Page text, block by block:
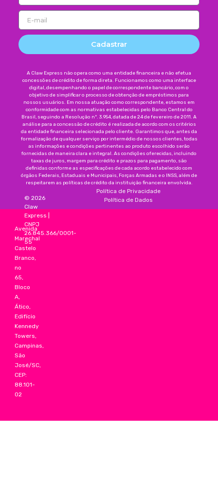
Cadastrar
A Claw Express não opera como uma entidade financeira e não efetua
concessões de crédito de forma direta. Funcionamos como uma interface
digital, desempenhando o papel de correspondente bancário, com o
objetivo de simplificar o processo de obtenção de empréstimos para
nossos usuários. Em nossa atuação como correspondente, estamos em
conformidade com as normativas estabelecidas pelo Banco Central do
Brasil, seguindo a Resolução nº. 3.954, datada de 24 de fevereiro de 2011. A
análise para a concessão de crédito é realizada de acordo com os critérios
da entidade financeira selecionada pelo cliente. Garantimos que, antes da
formalização de qualquer serviço por intermédio de nossos clientes, todas
as informações e condições pertinentes ao produto escolhido serão
fornecidas de maneira clara e integral. As condições oferecidas, incluindo
taxas de juros, margem para crédito e prazos para pagamento, são
definidas conforme as especificações de cada acordo estabelecido com
órgãos Federais, Estaduais e Municipais, Forças Armadas e o INSS, além de
respeitarem as políticas de crédito da instituição financeira envolvida.
Avenida
Marechal
Castelo
Branco,
no
65,
Bloco
A,
Ático,
Edifício
Kennedy
Towers,
Campinas,
São
José/SC,
CEP:
88.101-
02
© 2026
Claw
Express
CNPJ
26.845.366/0001-
55
Política de Privacidade
Política de Dados